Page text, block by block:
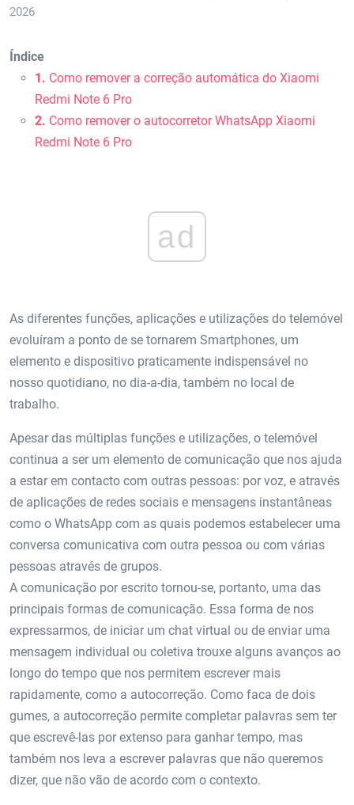
2026
Índice
1. Como remover a correção automática do Xiaomi
Redmi Note 6 Pro
2. Como remover o autocorretor WhatsApp Xiaomi
Redmi Note 6 Pro
ad
As diferentes funções, aplicações e utilizações do telemóvel
evoluíram a ponto de se tornarem Smartphones, um
elemento e dispositivo praticamente indispensável no
nosso quotidiano, no dia-a-dia, também no local de
trabalho.
Apesar das múltiplas funções e utilizações, o telemóvel
continua a ser um elemento de comunicação que nos ajuda
a estar em contacto com outras pessoas: por voz, e através
de aplicações de redes sociais e mensagens instantâneas
como o WhatsApp com as quais podemos estabelecer uma
conversa comunicativa com outra pessoa ou com várias
pessoas através de grupos.
A comunicação por escrito tornou-se, portanto, uma das
principais formas de comunicação. Essa forma de nos
expressarmos, de iniciar um chat virtual ou de enviar uma
mensagem individual ou coletiva trouxe alguns avanços ao
longo do tempo que nos permitem escrever mais
rapidamente, como a autocorreção. Como faca de dois
gumes, a autocorreção permite completar palavras sem ter
que escrevê-las por extenso para ganhar tempo, mas
também nos leva a escrever palavras que não queremos
dizer, que não vão de acordo com o contexto.